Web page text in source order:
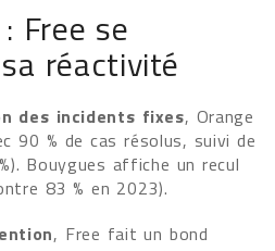
Free se
réactivité
des incidents fixes, Orange
90 % de cas résolus, suivi de
Bouygues affiche un recul
83 % en 2023).
, Free fait un bond